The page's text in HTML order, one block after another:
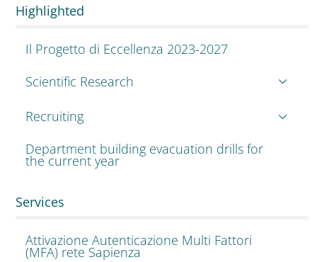
Highlighted
Il Progetto di Eccellenza 2023-2027
Scientific Research
Recruiting
Department building evacuation drills for
the current year
Services
Attivazione Autenticazione Multi Fattori
(MFA) rete Sapienza